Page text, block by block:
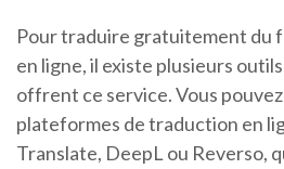
Pour traduire gratuitement du
en ligne, il existe plusieurs
offrent ce service. Vous
plateformes de traduction en
Translate, DeepL ou Reverso,